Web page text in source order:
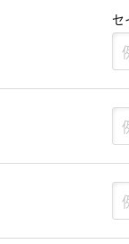
セ